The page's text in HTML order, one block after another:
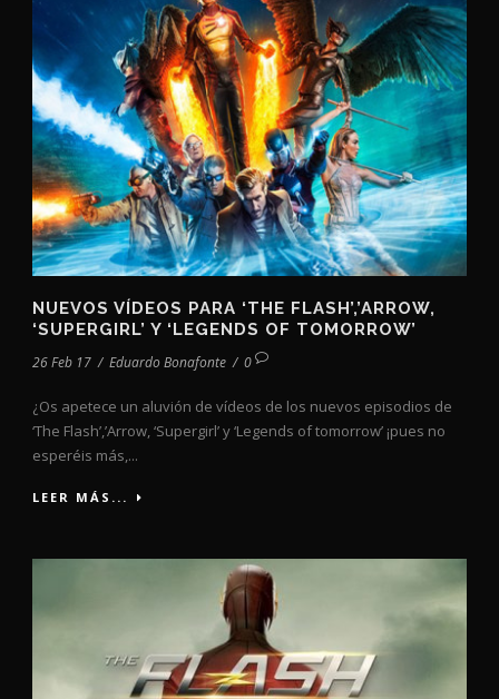
NUEVOS VÍDEOS PARA ‘THE FLASH’,’ARROW,
‘SUPERGIRL’ Y ‘LEGENDS OF TOMORROW’
26 Feb 17 / Eduardo Bonafonte / 0
¿Os apetece un aluvión de vídeos de los nuevos episodios de
‘The Flash’,’Arrow, ‘Supergirl’ y ‘Legends of tomorrow’ ¡pues no
esperéis más,...
LEER MÁS...